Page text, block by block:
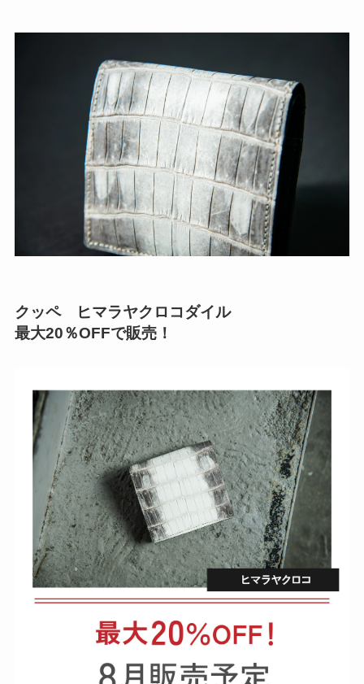
クッペ ヒマラヤクロコダイル
最大20％OFFで販売！